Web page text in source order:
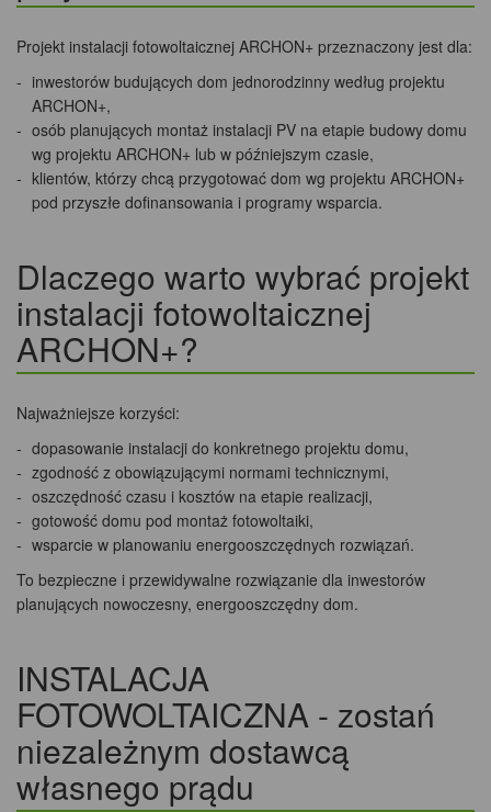
Projekt instalacji fotowoltaicznej ARCHON+ przeznaczony jest dla:
inwestorów budujących dom jednorodzinny według projektu
ARCHON+,
osób planujących montaż instalacji PV na etapie budowy domu
wg projektu ARCHON+ lub w późniejszym czasie,
klientów, którzy chcą przygotować dom wg projektu ARCHON+
pod przyszłe dofinansowania i programy wsparcia.
Dlaczego warto wybrać projekt
instalacji fotowoltaicznej
ARCHON+?
Najważniejsze korzyści:
dopasowanie instalacji do konkretnego projektu domu,
zgodność z obowiązującymi normami technicznymi,
oszczędność czasu i kosztów na etapie realizacji,
gotowość domu pod montaż fotowoltaiki,
wsparcie w planowaniu energooszczędnych rozwiązań.
To bezpieczne i przewidywalne rozwiązanie dla inwestorów
planujących nowoczesny, energooszczędny dom.
INSTALACJA
FOTOWOLTAICZNA - zostań
niezależnym dostawcą
własnego prądu